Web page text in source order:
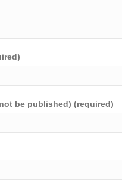
be published) (required)